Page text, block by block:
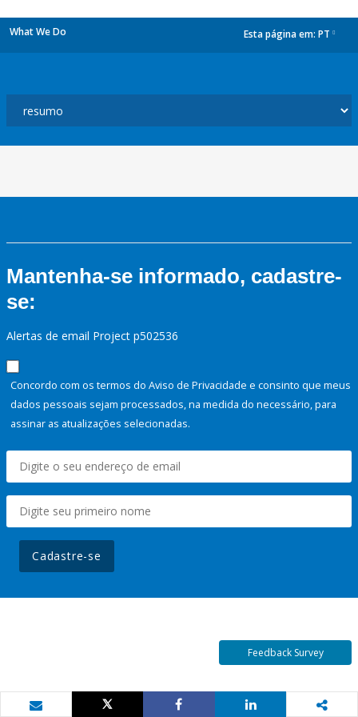
What We Do Esta página em: PT
Mantenha-se informado, cadastre-
se:
Alertas de email Project p502536
Concordo com os termos do Aviso de Privacidade e consinto que meus
dados pessoais sejam processados, na medida do necessário, para
assinar as atualizações selecionadas.
Cadastre-se
Feedback Survey